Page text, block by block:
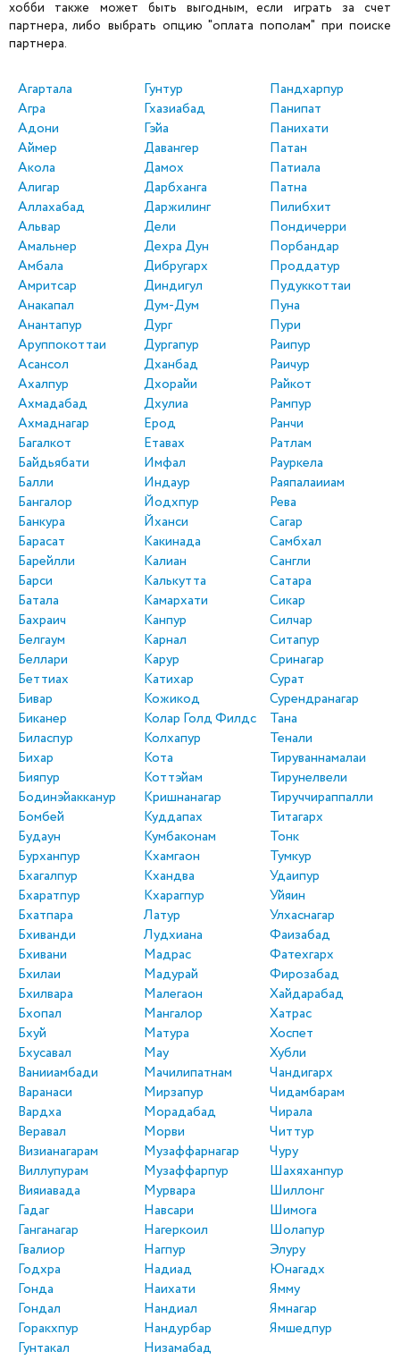
хобби также может быть выгодным, если играть за счет
партнера, либо выбрать опцию "оплата пополам" при поиске
партнера.
Агартала
Агра
Адони
Аймер
Акола
Алигар
Аллахабад
Альвар
Амальнер
Амбала
Амритсар
Анакапал
Анантапур
Аруппокоттаи
Асансол
Ахалпур
Ахмадабад
Ахмаднагар
Багалкот
Байдьябати
Балли
Бангалор
Банкура
Барасат
Барейлли
Барси
Батала
Бахраич
Белгаум
Беллари
Беттиах
Бивар
Биканер
Биласпур
Бихар
Бияпур
Бодинэйакканур
Бомбей
Будаун
Бурханпур
Бхагалпур
Бхаратпур
Бхатпара
Бхиванди
Бхивани
Бхилаи
Бхилвара
Бхопал
Бхуй
Бхусавал
Ванииамбади
Варанаси
Вардха
Веравал
Визианагарам
Виллупурам
Вияиавада
Гадаг
Ганганагар
Гвалиор
Годхра
Гонда
Гондал
Горакхпур
Гунтакал
Гунтур
Гхазиабад
Гэйа
Давангер
Дамох
Дарбханга
Даржилинг
Дели
Дехра Дун
Дибругарх
Диндигул
Дум-Дум
Дург
Дургапур
Дханбад
Дхорайи
Дхулиа
Ерод
Етавах
Имфал
Индаур
Йодхпур
Йханси
Какинада
Калиан
Калькутта
Камархати
Канпур
Карнал
Карур
Катихар
Кожикод
Колар Голд Филдс
Колхапур
Кота
Коттэйам
Кришнанагар
Куддапах
Кумбаконам
Кхамгаон
Кхандва
Кхарагпур
Латур
Лудхиана
Мадрас
Мадурай
Малегаон
Мангалор
Матура
Мау
Мачилипатнам
Мирзапур
Морадабад
Морви
Музаффарнагар
Музаффарпур
Мурвара
Навсари
Нагеркоил
Нагпур
Надиад
Наихати
Нандиал
Нандурбар
Низамабад
Пандхарпур
Панипат
Панихати
Патан
Патиала
Патна
Пилибхит
Пондичерри
Порбандар
Проддатур
Пудуккоттаи
Пуна
Пури
Раипур
Раичур
Райкот
Рампур
Ранчи
Ратлам
Рауркела
Раяпалаииам
Рева
Сагар
Самбхал
Сангли
Сатара
Сикар
Силчар
Ситапур
Сринагар
Сурат
Сурендранагар
Тана
Тенали
Тируваннамалаи
Тирунелвели
Тируччираппалли
Титагарх
Тонк
Тумкур
Удаипур
Уйяин
Улхаснагар
Фаизабад
Фатехгарх
Фирозабад
Хайдарабад
Хатрас
Хоспет
Хубли
Чандигарх
Чидамбарам
Чирала
Читтур
Чуру
Шахяханпур
Шиллонг
Шимога
Шолапур
Элуру
Юнагадх
Ямму
Ямнагар
Ямшедпур